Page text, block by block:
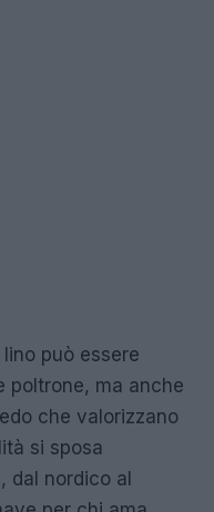
può essere
poltrone, ma anche
che valorizzano
si sposa
dal nordico al